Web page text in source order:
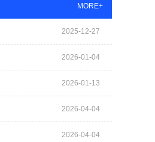
MORE+
2025-12-27
2026-01-04
2026-01-13
2026-04-04
2026-04-04